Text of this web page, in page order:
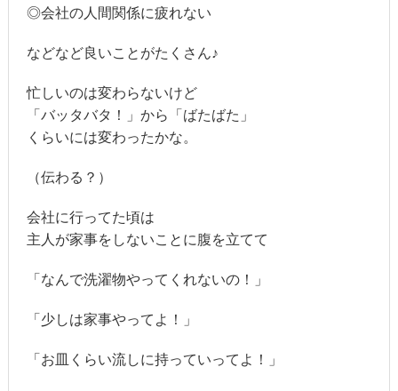
◎会社の人間関係に疲れない
などなど良いことがたくさん♪
忙しいのは変わらないけど
「バッタバタ！」から「ばたばた」
くらいには変わったかな。
（伝わる？）
会社に行ってた頃は
主人が家事をしないことに腹を立てて
「なんで洗濯物やってくれないの！」
「少しは家事やってよ！」
「お皿くらい流しに持っていってよ！」